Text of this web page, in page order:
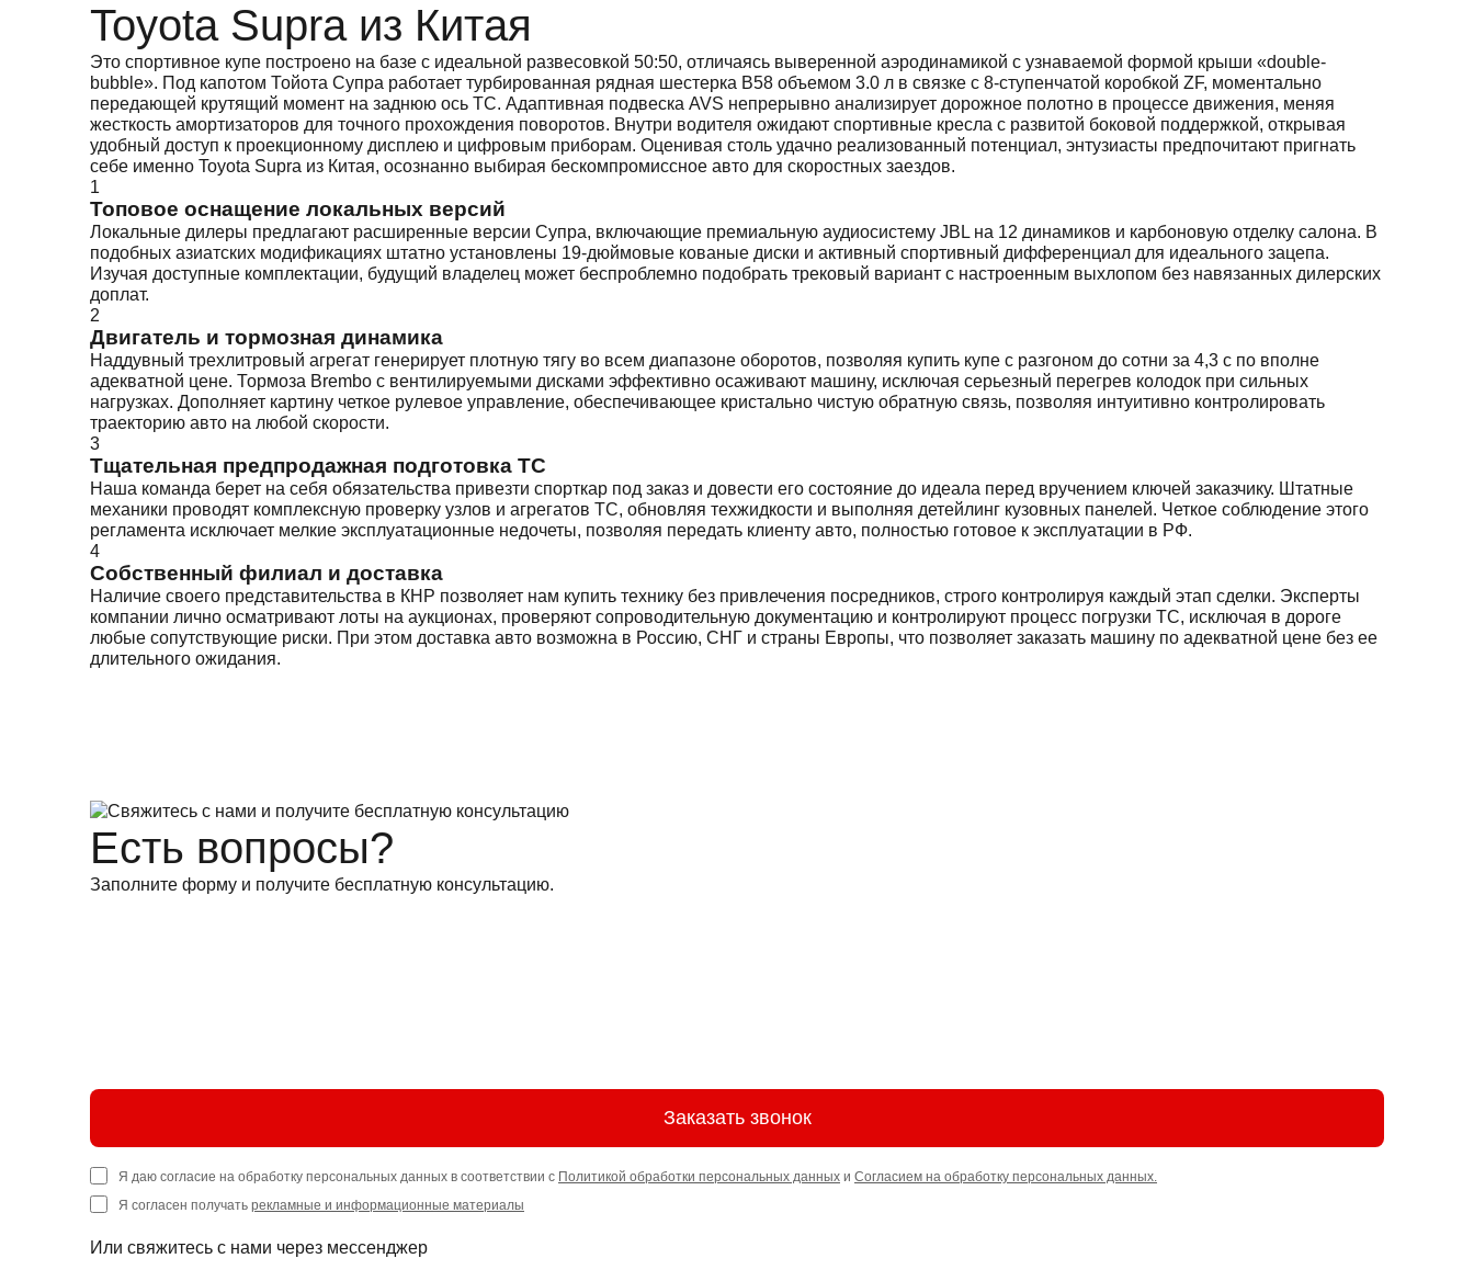
Toyota Supra из Китая
Это спортивное купе построено на базе с идеальной развесовкой 50:50, отличаясь выверенной аэродинамикой с узнаваемой формой крыши «double-
bubble». Под капотом Тойота Супра работает турбированная рядная шестерка B58 объемом 3.0 л в связке с 8-ступенчатой коробкой ZF, моментально
передающей крутящий момент на заднюю ось ТС. Адаптивная подвеска AVS непрерывно анализирует дорожное полотно в процессе движения, меняя
жесткость амортизаторов для точного прохождения поворотов. Внутри водителя ожидают спортивные кресла с развитой боковой поддержкой, открывая
удобный доступ к проекционному дисплею и цифровым приборам. Оценивая столь удачно реализованный потенциал, энтузиасты предпочитают пригнать
себе именно Toyota Supra из Китая, осознанно выбирая бескомпромиссное авто для скоростных заездов.
1
Топовое оснащение локальных версий
Локальные дилеры предлагают расширенные версии Супра, включающие премиальную аудиосистему JBL на 12 динамиков и карбоновую отделку салона. В
подобных азиатских модификациях штатно установлены 19-дюймовые кованые диски и активный спортивный дифференциал для идеального зацепа.
Изучая доступные комплектации, будущий владелец может беспроблемно подобрать трековый вариант с настроенным выхлопом без навязанных дилерских
доплат.
2
Двигатель и тормозная динамика
Наддувный трехлитровый агрегат генерирует плотную тягу во всем диапазоне оборотов, позволяя купить купе с разгоном до сотни за 4,3 с по вполне
адекватной цене. Тормоза Brembo с вентилируемыми дисками эффективно осаживают машину, исключая серьезный перегрев колодок при сильных
нагрузках. Дополняет картину четкое рулевое управление, обеспечивающее кристально чистую обратную связь, позволяя интуитивно контролировать
траекторию авто на любой скорости.
3
Тщательная предпродажная подготовка ТС
Наша команда берет на себя обязательства привезти спорткар под заказ и довести его состояние до идеала перед вручением ключей заказчику. Штатные
механики проводят комплексную проверку узлов и агрегатов ТС, обновляя техжидкости и выполняя детейлинг кузовных панелей. Четкое соблюдение этого
регламента исключает мелкие эксплуатационные недочеты, позволяя передать клиенту авто, полностью готовое к эксплуатации в РФ.
4
Собственный филиал и доставка
Наличие своего представительства в КНР позволяет нам купить технику без привлечения посредников, строго контролируя каждый этап сделки. Эксперты
компании лично осматривают лоты на аукционах, проверяют сопроводительную документацию и контролируют процесс погрузки ТС, исключая в дороге
любые сопутствующие риски. При этом доставка авто возможна в Россию, СНГ и страны Европы, что позволяет заказать машину по адекватной цене без ее
длительного ожидания.
Есть вопросы?
Заполните форму и получите бесплатную консультацию.
Заказать звонок
Я даю согласие на обработку персональных данных в соответствии с Политикой обработки персональных данных и Согласием на обработку персональных данных.
Я согласен получать рекламные и информационные материалы
Или свяжитесь с нами через мессенджер